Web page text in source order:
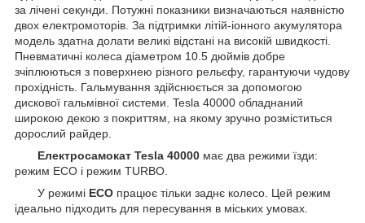
за лічені секунди. Потужні показники визначаються наявністю
двох електромоторів. За підтримки літій-іонного акумулятора
модель здатна долати великі відстані на високій швидкості.
Пневматичні колеса діаметром 10.5 дюймів добре
зчіплюються з поверхнею різного рельєфу, гарантуючи чудову
прохідність. Гальмування здійснюється за допомогою
дискової гальмівної системи. Tesla 40000 обладнаний
широкою декою з покриттям, на якому зручно розміститься
дорослий райдер.
Електросамокат Tesla 40000 має два режими їзди:
режим ЕСО і режим TURBO.
У режимі ЕСО працює тільки заднє колесо. Цей режим
ідеально підходить для пересування в міських умовах.